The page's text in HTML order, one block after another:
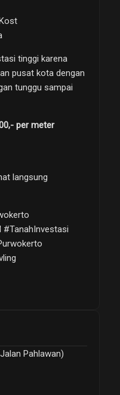
tinggi karena
pusat kota dengan
tunggu sampai
per meter
langsung
#TanahInvestasi
Pahlawan)